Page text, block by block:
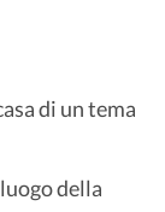
di un tema
della